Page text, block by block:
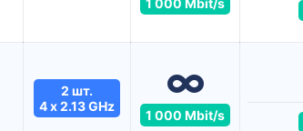
1 000 Mbit/s
2 шт.
4 x 2.13 GHz
1 000 Mbit/s